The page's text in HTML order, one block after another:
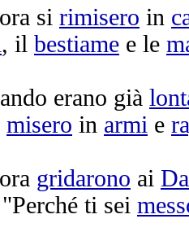
si rimisero in
, il bestiame e le
erano già
misero in armi e
gridarono ai
ti sei